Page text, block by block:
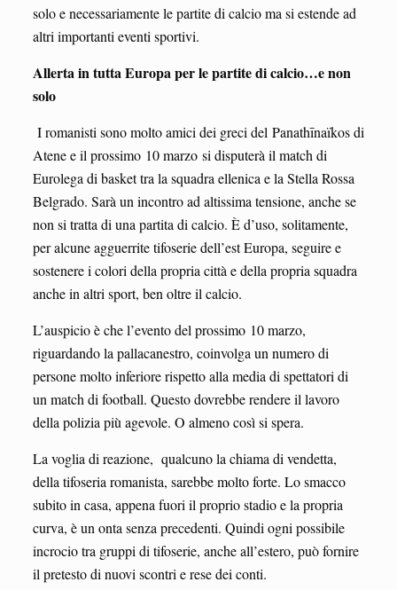
solo e necessariamente le partite di calcio ma si estende ad
altri importanti eventi sportivi.
Allerta in tutta Europa per le partite di calcio…e non
solo
I romanisti sono molto amici dei greci del Panathīnaïkos di
Atene e il prossimo 10 marzo si disputerà il match di
Eurolega di basket tra la squadra ellenica e la Stella Rossa
Belgrado. Sarà un incontro ad altissima tensione, anche se
non si tratta di una partita di calcio. È d’uso, solitamente,
per alcune agguerrite tifoserie dell’est Europa, seguire e
sostenere i colori della propria città e della propria squadra
anche in altri sport, ben oltre il calcio.
L’auspicio è che l’evento del prossimo 10 marzo,
riguardando la pallacanestro, coinvolga un numero di
persone molto inferiore rispetto alla media di spettatori di
un match di football. Questo dovrebbe rendere il lavoro
della polizia più agevole. O almeno così si spera.
La voglia di reazione, qualcuno la chiama di vendetta,
della tifoseria romanista, sarebbe molto forte. Lo smacco
subito in casa, appena fuori il proprio stadio e la propria
curva, è un onta senza precedenti. Quindi ogni possibile
incrocio tra gruppi di tifoserie, anche all’estero, può fornire
il pretesto di nuovi scontri e rese dei conti.